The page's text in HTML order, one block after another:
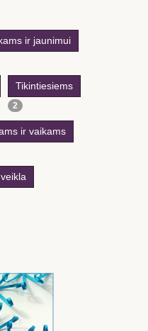
ir jaunimui
Tikintiesiems
2
ir vaikams